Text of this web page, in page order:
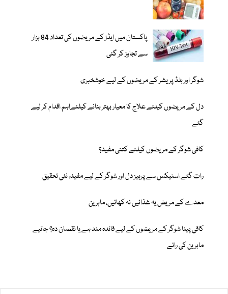
پاکستان میں ایڈز کے مریضوں کی تعداد 84 ہزار
سے تجاوز کر گئی
شوگر اور بلڈ پریشر کے مریضوں کے لیے خوشخبری
دل کے مریضوں کیلئے علاج کا معیار بہتر بنانے کیلئےاہم اقدام کر لیے
گئے
کافی شوگر کے مریضوں کیلئے کتنی مفید؟
رات گئے اسنیکس سے پرہیز دل اور شوگر کے لیے مفید، نئی تحقیق
معدے کے مریض یہ غذائیں نہ کھائیں، ماہرین
کافی پینا شوگر کے مریضوں کے لیے فائدہ مند ہے یا نقصان دہ؟ جانیے
ماہرین کی رائے